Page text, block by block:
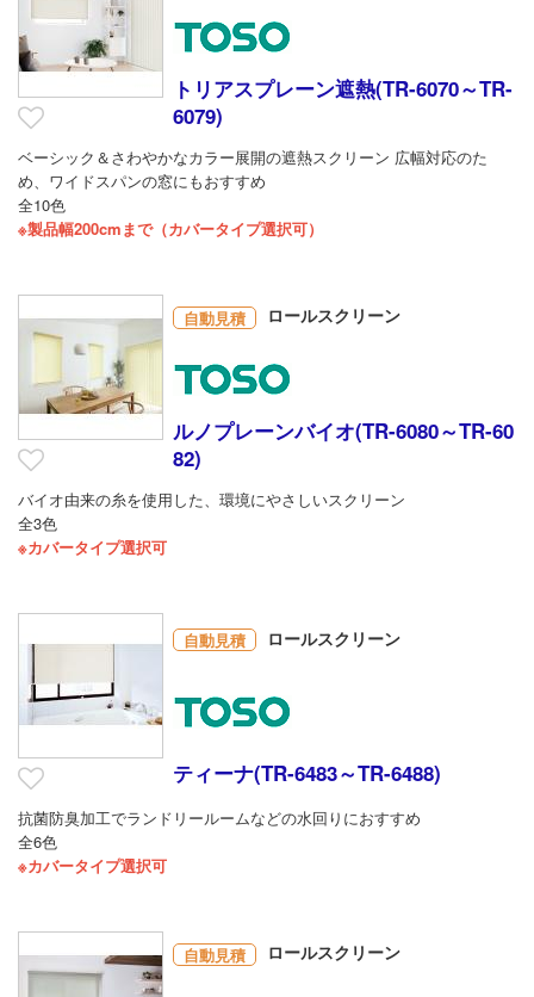
トリアスプレーン遮熱(TR-6070～TR-
6079)
ベーシック＆さわやかなカラー展開の遮熱スクリーン 広幅対応のた
め、ワイドスパンの窓にもおすすめ
全10色
※製品幅200cmまで（カバータイプ選択可）
自動見積 ロールスクリーン
ルノプレーンバイオ(TR-6080～TR-60
82)
バイオ由来の糸を使用した、環境にやさしいスクリーン
全3色
※カバータイプ選択可
自動見積 ロールスクリーン
ティーナ(TR-6483～TR-6488)
抗菌防臭加工でランドリールームなどの水回りにおすすめ
全6色
※カバータイプ選択可
自動見積 ロールスクリーン